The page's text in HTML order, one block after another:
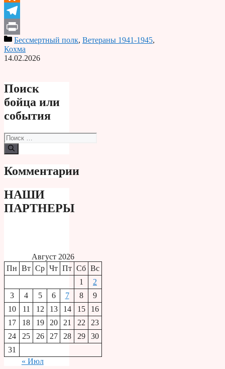
Odnoklassniki
Telegram
PrintБессмертный полк, Ветераны 1941-1945,
Кохма
14.02.2026
Поиск
бойца или
события
Поиск:
Комментарии
НАШИ
ПАРТНЕРЫ
Август 2026
Пн Вт Ср Чт Пт Сб Вс
1
2
3
4 5 6 7 8
9
10
11 12 13 14 15
16
17
18 19 20 21 22
23
24
25 26 27 28 29
30
31
« Июл